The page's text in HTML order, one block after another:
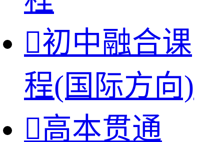
初中融合课
程(国际方向)
高本贯通